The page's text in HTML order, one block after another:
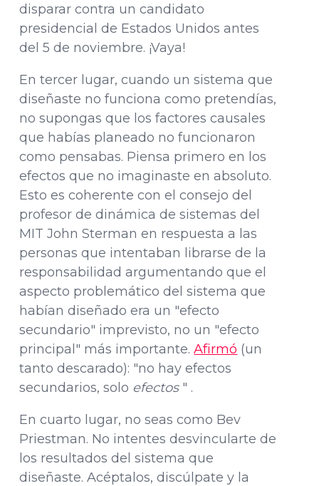
disparar contra un candidato
presidencial de Estados Unidos antes
del 5 de noviembre. ¡Vaya!
En tercer lugar, cuando un sistema que
diseñaste no funciona como pretendías,
no supongas que los factores causales
que habías planeado no funcionaron
como pensabas. Piensa primero en los
efectos que no imaginaste en absoluto.
Esto es coherente con el consejo del
profesor de dinámica de sistemas del
MIT John Sterman en respuesta a las
personas que intentaban librarse de la
responsabilidad argumentando que el
aspecto problemático del sistema que
habían diseñado era un "efecto
secundario" imprevisto, no un "efecto
principal" más importante.Afirmó (un
tanto descarado): "no hay efectos
secundarios, solo efectos" .
En cuarto lugar, no seas como Bev
Priestman. No intentes desvincularte de
los resultados del sistema que
diseñaste. Acéptalos, discúlpate y la